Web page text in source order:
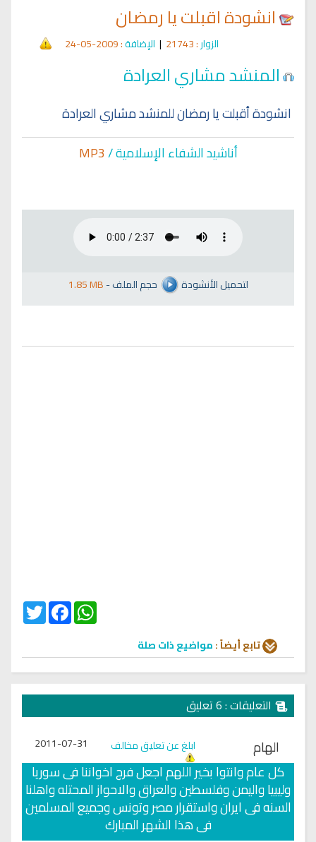
انشودة اقبلت يا رمضان
الزوار: 21743
| الإضافة: 2009-05-24
المنشد مشاري العرادة
انشودة أقبلت يا رمضان للمنشد مشاري العرادة
أناشيد الشفاء الإسلامية /MP3
1.85 MB- لتحميل الأنشودة حجم الملف
Twitter
FacebookWhatsApp
تابع أيضاً :مواضيع ذات صلة
التعليقات : 6 تعليق
الهام ابلغ عن تعليق مخالف 2011-07-31
كل عام وانتوا بخير اللهم اجعل فرج اخواننا فى سوريا
وليبيا واليمن وفلسطين والعراق والاحواز المحتله واهلنا
السنه فى ايران واستقرار مصر وتونس وجميع المسلمين
فى هذا الشهر المبارك